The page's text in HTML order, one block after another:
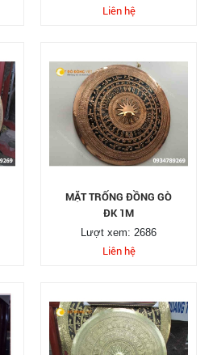
Liên hệ
MẶT TRỐNG ĐỒNG GÒ
ĐK 1M
Lượt xem: 2686
Liên hệ